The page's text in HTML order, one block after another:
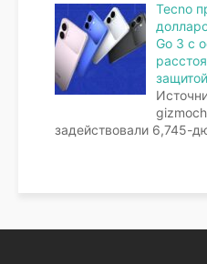
Tecno
Go 3 с
задействовали 6,745-